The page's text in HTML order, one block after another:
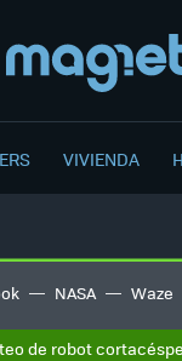
VIVIENDA
NASA Waze
de robot